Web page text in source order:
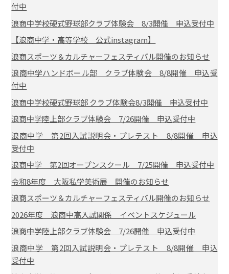
付中
浪商中学校硬式野球部クラブ体験会 8/3開催 申込受付中
【浪商中学・高等学校 公式instagram】
浪商スポーツ＆カルチャーフェスティバル開催のお知らせ
浪商中学ハンドボール部 クラブ体験会 8/8開催 申込受
付中
浪商中学校硬式野球部 クラブ体験会8/3開催 申込受付中
浪商中学陸上部クラブ体験会 7/26開催 申込受付中
浪商中学 第2回入試説明会・プレテスト 8/8開催 申込
受付中
浪商中学 第2回オープンスクール 7/25開催 申込受付中
令和8年度 大阪私学美術展 開催のお知らせ
浪商スポーツ＆カルチャーフェスティバル開催のお知らせ
2026年度 浪商中高入試関係 イベントスケジュール
浪商中学陸上部クラブ体験会 7/26開催 申込受付中
浪商中学 第2回入試説明会・プレテスト 8/8開催 申込
受付中